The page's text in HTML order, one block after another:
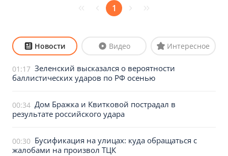
1
Новости Видео Интересное
01:17 Зеленский высказался о вероятности
баллистических ударов по РФ осенью
00:34 Дом Бражка и Квитковой пострадал в
результате российского удара
00:30 Бусификация на улицах: куда обращаться с
жалобами на произвол ТЦК